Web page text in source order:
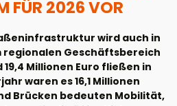
FÜR 2026 VOR
wird auch in
regionalen Geschäftsbereich
Millionen Euro fließen in
waren es 16,1 Millionen
Brücken bedeuten Mobilität,